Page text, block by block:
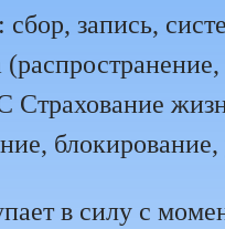
запись,
в силу с